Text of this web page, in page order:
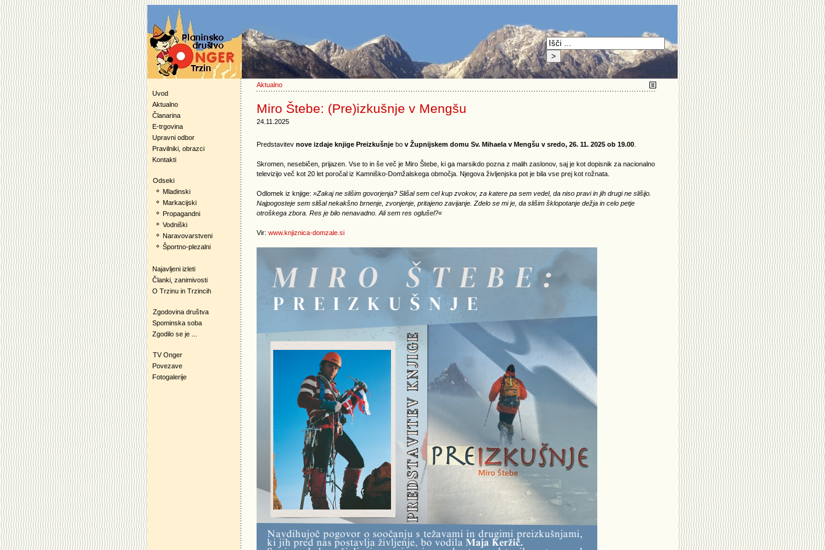
Uvod
Aktualno
Članarina
E-trgovina
Upravni odbor
Pravilniki, obrazci
Kontakti
Odseki
Mladinski
Markacijski
Propagandni
Vodniški
Naravovarstveni
Športno-plezalni
Najavljeni izleti
Članki, zanimivosti
O Trzinu in Trzincih
Zgodovina društva
Spominska soba
Zgodilo se je ...
TV Onger
Povezave
Fotogalerije
Aktualno
Miro Štebe: (Pre)izkušnje v Mengšu
24.11.2025
Predstavitev nove izdaje knjige Preizkušnje bo v Župnijskem domu Sv. Mihaela v Mengšu v sredo, 26. 11. 2025 ob 19.00
Skromen, nesebičen, prijazen. Vse to in še več je Miro Štebe, ki ga marsikdo pozna z malih zaslonov, saj je kot dopisnik za nacionalno
televizijo več kot 20 let poročal iz Kamniško-Domžalskega območja. Njegova življenjska pot je bila vse prej kot rožnata.
Odlomek iz knjige: »Zakaj ne slišim govorjenja? Slišal sem cel kup zvokov, za katere pa sem vedel, da niso pravi in jih drugi ne slišijo.
Najpogosteje sem slišal nekakšno brnenje, zvonjenje, pritajeno zavijanje. Zdelo se mi je, da slišim šklopotanje dežja in celo petje
otroškega zbora. Res je bilo nenavadno. Ali sem res oglušel?«
Vir: www.knjiznica-domzale.si